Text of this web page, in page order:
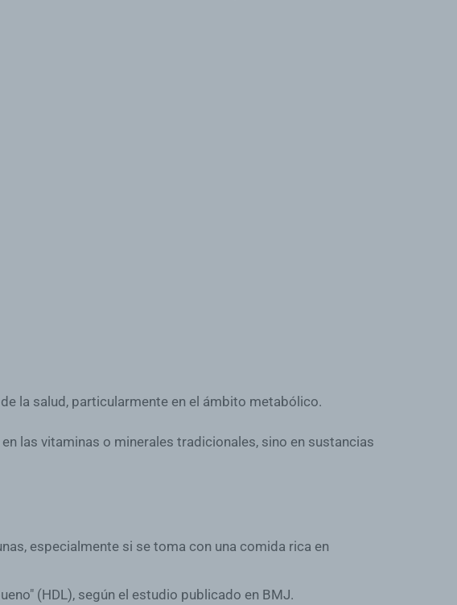
la salud, particularmente en el ámbito metabólico.
las vitaminas o minerales tradicionales, sino en sustancias
especialmente si se toma con una comida rica en
(HDL), según el estudio publicado en BMJ.